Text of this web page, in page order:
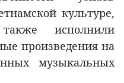
культуре,
исполнили
произведения на
музыкальных